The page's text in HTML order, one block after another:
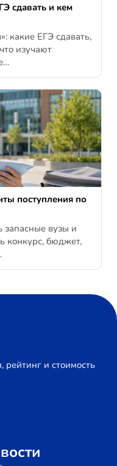
сдавать и кем
какие ЕГЭ сдавать,
изучают
поступления по
запасные вузы и
конкурс, бюджет,
и стоимость